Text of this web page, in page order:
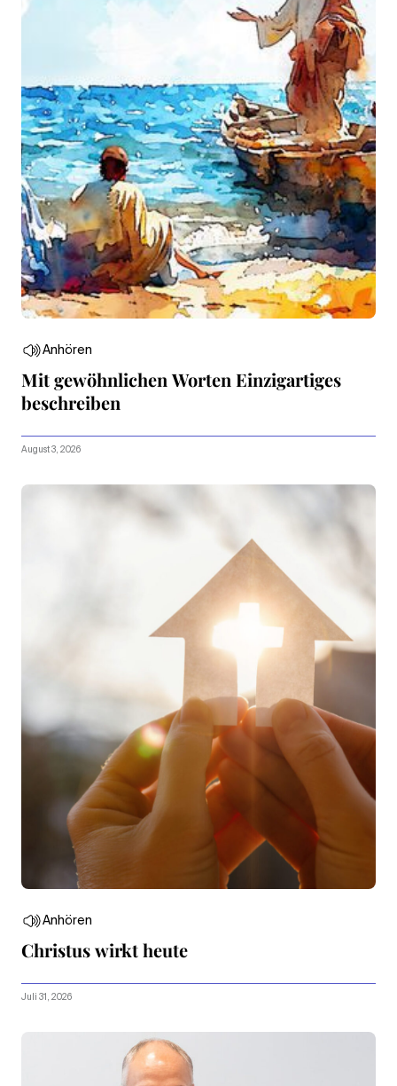
Anhören
Mit gewöhnlichen Worten Einzigartiges
beschreiben
August 3, 2026
Anhören
Christus wirkt heute
Juli 31, 2026